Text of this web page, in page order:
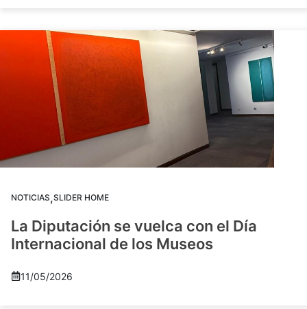
NOTICIAS,SLIDER HOME
La Diputación se vuelca con el Día
Internacional de los Museos
11/05/2026